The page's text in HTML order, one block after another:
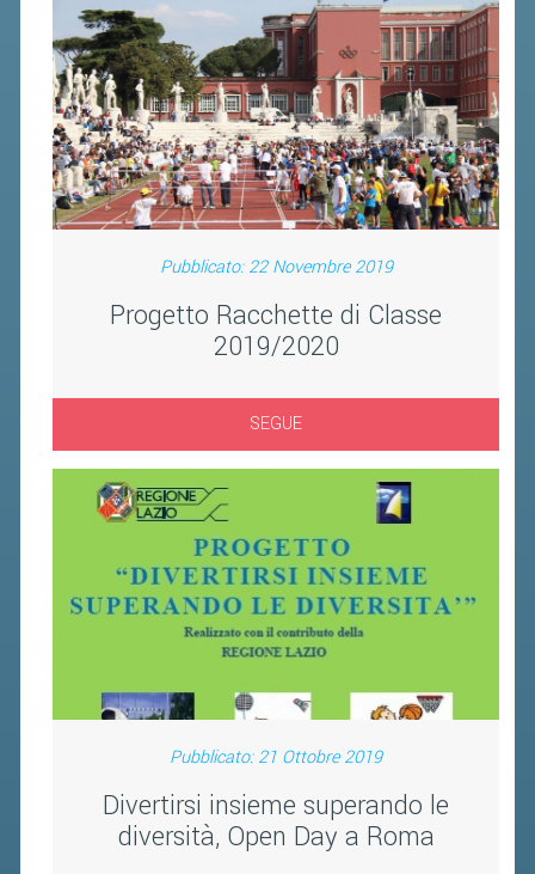
Pubblicato: 22 Novembre 2019
Progetto Racchette di Classe
2019/2020
SEGUE
Pubblicato: 21 Ottobre 2019
Divertirsi insieme superando le
diversità, Open Day a Roma
BANDI DI GARA E CONTRATTI
WHISTLEBLOWING
SPORTELLO FISCALE
NOVITÀ FISCALI
MODULISTICA
SCADENZARIO
AIRBADMINTON
TAPPE REGIONALI AIRBADMINTON
PICKLEBALL
FIBA PICKLEBALL TOUR
CLASSIFICHE PICKLEBALL
BANDI PUBBLICI
VOLA CON NOI 2026
2026
2025